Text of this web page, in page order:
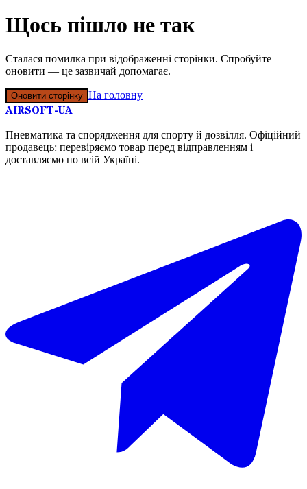
Щось пішло не так
Сталася помилка при відображенні сторінки. Спробуйте
оновити — це зазвичай допомагає.
Оновити сторінку На головну
AIRSOFT-UA
Пневматика та спорядження для спорту й дозвілля. Офіційний
продавець: перевіряємо товар перед відправленням і
доставляємо по всій Україні.